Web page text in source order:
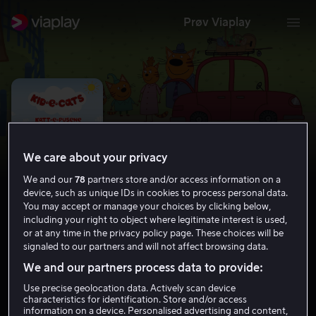
Prøv Viaplay
Katt-e-pusene
6.5 2014 Tillatt for alle
We care about your privacy
We and our78 partners store and/or access information on a
device, such as unique IDs in cookies to process personal data.
You may accept or manage your choices by clicking below,
including your right to object where legitimate interest is used,
or at any time in the privacy policy page. These choices will be
signaled to our partners and will not affect browsing data.
We and our partners process data to provide:
Use precise geolocation data. Actively scan device
characteristics for identification. Store and/or access
information on a device. Personalised advertising and content,